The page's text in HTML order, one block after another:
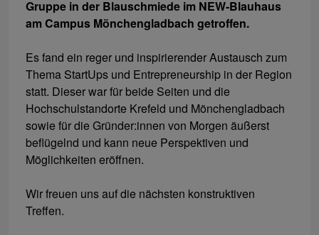
Gruppe in der Blauschmiede im NEW-Blauhaus
am Campus Mönchengladbach getroffen.
Es fand ein reger und inspirierender Austausch zum
Thema StartUps und Entrepreneurship in der Region
statt. Dieser war für beide Seiten und die
Hochschulstandorte Krefeld und Mönchengladbach
sowie für die Gründer:innen von Morgen äußerst
beflügelnd und kann neue Perspektiven und
Möglichkeiten eröffnen.
Wir freuen uns auf die nächsten konstruktiven
Treffen.